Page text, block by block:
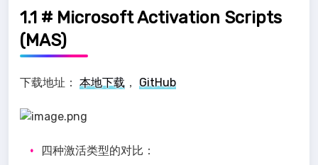
1.1 # Microsoft Activation Scripts
(MAS)
下载地址： 本地下载 ， GitHub
四种激活类型的对比：